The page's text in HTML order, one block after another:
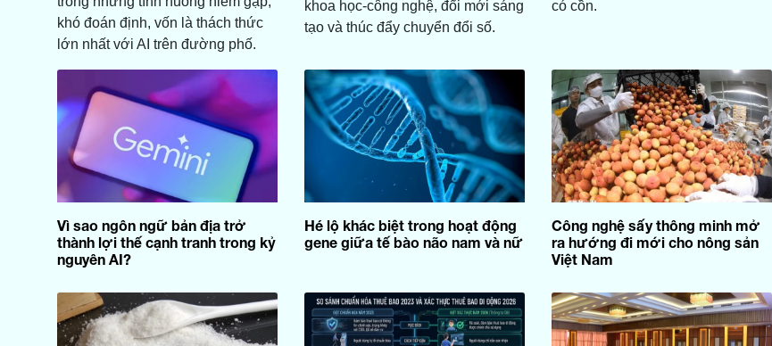
khó đoán định, vốn là thách thức
lớn nhất với AI trên đường phố.
khoa học-công nghệ, đổi mới sáng
tạo và thúc đẩy chuyển đổi số.
có cồn.
Vì sao ngôn ngữ bản địa trở
thành lợi thế cạnh tranh trong kỷ
nguyên AI?
Hé lộ khác biệt trong hoạt động
gene giữa tế bào não nam và nữ
Công nghệ sấy thông minh mở
ra hướng đi mới cho nông sản
Việt Nam